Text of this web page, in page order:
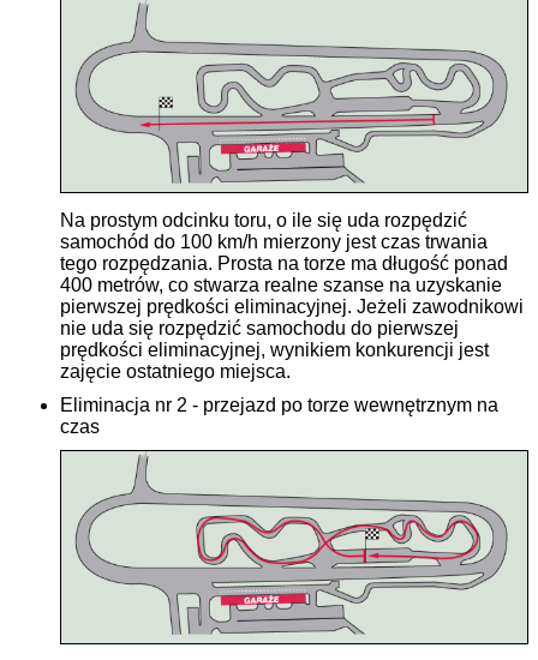
Na prostym odcinku toru, o ile się uda rozpędzić
samochód do 100 km/h mierzony jest czas trwania
tego rozpędzania. Prosta na torze ma długość ponad
400 metrów, co stwarza realne szanse na uzyskanie
pierwszej prędkości eliminacyjnej. Jeżeli zawodnikowi
nie uda się rozpędzić samochodu do pierwszej
prędkości eliminacyjnej, wynikiem konkurencji jest
zajęcie ostatniego miejsca.
Eliminacja nr 2 - przejazd po torze wewnętrznym na
czas